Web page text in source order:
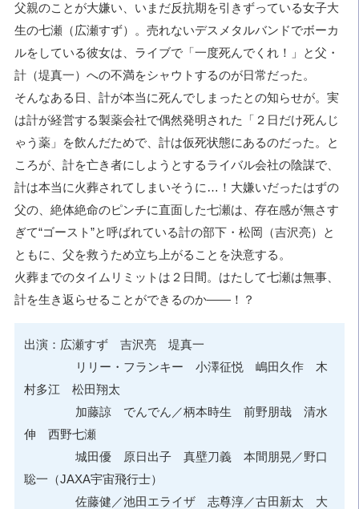
父親のことが大嫌い、いまだ反抗期を引きずっている女子大
生の七瀬（広瀬すず）。売れないデスメタルバンドでボーカ
ルをしている彼女は、ライブで「一度死んでくれ！」と父・
計（堤真一）への不満をシャウトするのが日常だった。
そんなある日、計が本当に死んでしまったとの知らせが。実
は計が経営する製薬会社で偶然発明された「２日だけ死んじ
ゃう薬」を飲んだためで、計は仮死状態にあるのだった。と
ころが、計を亡き者にしようとするライバル会社の陰謀で、
計は本当に火葬されてしまいそうに…！大嫌いだったはずの
父の、絶体絶命のピンチに直面した七瀬は、存在感が無さす
ぎて“ゴースト”と呼ばれている計の部下・松岡（吉沢亮）と
ともに、父を救うため立ち上がることを決意する。
火葬までのタイムリミットは２日間。はたして七瀬は無事、
計を生き返らせることができるのか――！？
出演：広瀬すず 吉沢亮 堤真一
リリー・フランキー 小澤征悦 嶋田久作 木
村多江 松田翔太
加藤諒 でんでん／柄本時生 前野朋哉 清水
伸 西野七瀬
城田優 原日出子 真壁刀義 本間朋晃／野口
聡一（JAXA宇宙飛行士）
佐藤健／池田エライザ 志尊淳／古田新太 大